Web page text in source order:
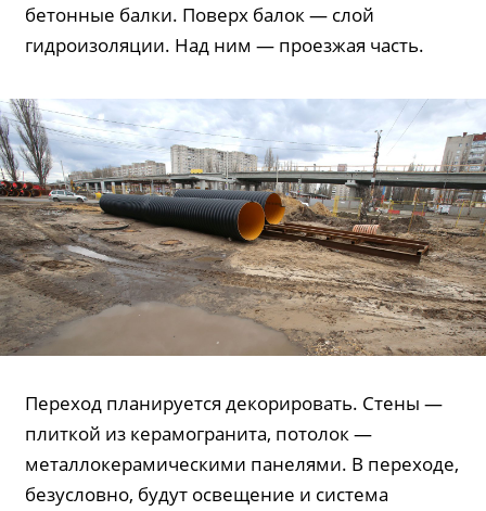
бетонные балки. Поверх балок — слой
гидроизоляции. Над ним — проезжая часть.
Переход планируется декорировать. Стены —
плиткой из керамогранита, потолок —
металлокерамическими панелями. В переходе,
безусловно, будут освещение и система